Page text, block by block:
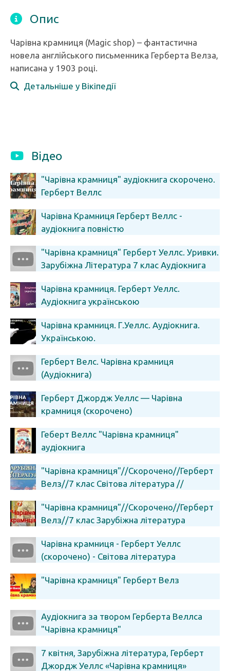
Опис
Чарівна крамниця (Magic shop) – фантастична
новела англійського письменника Герберта Велза,
написана у 1903 році.
Детальніше у Вікіпедії
Відео
"Чарівна крамниця" аудіокнига скорочено.
Герберт Веллс
Чарівна Крамниця Герберт Веллс -
аудіокнига повністю
"Чарівна крамниця" Герберт Уеллс. Уривки.
Зарубіжна Література 7 клас Аудіокнига
Чарівна крамниця. Герберт Уеллс.
Аудіокнига українською
Чарівна крамниця. Г.Уеллс. Аудіокнига.
Українською.
Герберт Велс. Чарівна крамниця
(Аудіокнига)
Герберт Джордж Уеллс — Чарівна
крамниця (скорочено)
Геберт Веллс "Чарівна крамниця"
аудіокнига
"Чарівна крамниця"//Скорочено//Герберт
Велз//7 клас Світова література //
"Чарівна крамниця"//Скорочено//Герберт
Велз//7 клас Зарубіжна література
Чарівна крамниця - Герберт Уеллс
(скорочено) - Світова література
"Чарівна крамниця" Герберт Велз
Аудіокнига за твором Герберта Веллса
"Чарівна крамниця"
7 квітня, Зарубіжна література, Герберт
Джордж Уеллс «Чарівна крамниця»